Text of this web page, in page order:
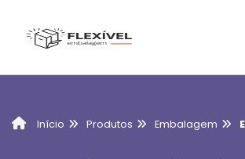
Início Produtos Embalagem